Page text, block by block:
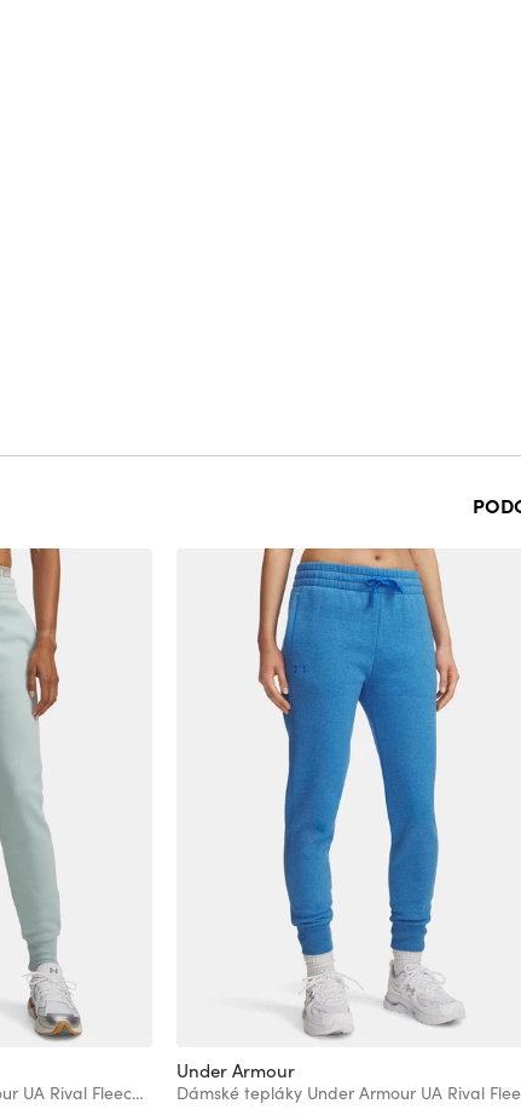
Dámské tepláky Under Armour UA Rival Fleece Jogger-BLU
Under Armour